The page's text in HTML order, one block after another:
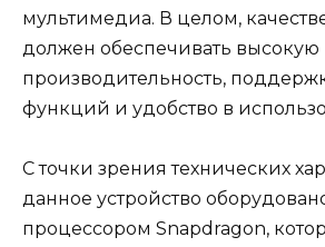
мультимедиа. В целом,
должен обеспечивать высокую
производительность,
функций и удобство в
С точки зрения технических
данное устройство
процессором Snapdragon,